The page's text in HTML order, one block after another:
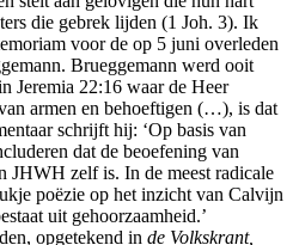
die gebrek lijden (1 Joh. 3). Ik
voor de op 5 juni overleden
Brueggemann werd ooit
Jeremia 22:16 waar de Heer
armen en behoeftigen (…), is dat
schrijft hij: ‘Op basis van
dat de beoefening van
JHWH zelf is. In de meest radicale
poëzie op het inzicht van Calvijn
uit gehoorzaamheid.’
opgetekend in de Volkskrant,